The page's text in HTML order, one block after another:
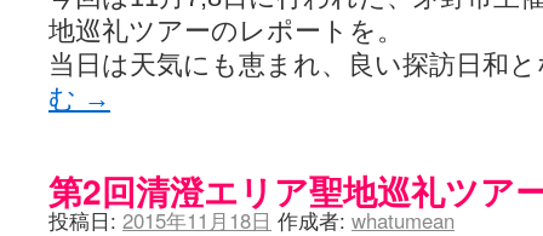
地巡礼ツアーのレポートを。
当日は天気にも恵まれ、良い探訪日和
む →
第2回清澄エリア聖地巡礼ツア
投稿日: 2015年11月18日 作成者: whatumean